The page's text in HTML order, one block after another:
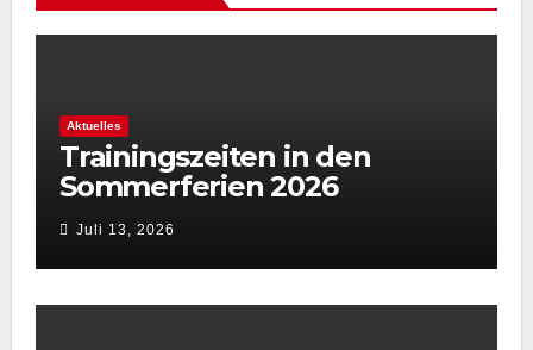
Aktuelles
Trainingszeiten in den
Sommerferien 2026
Juli 13, 2026